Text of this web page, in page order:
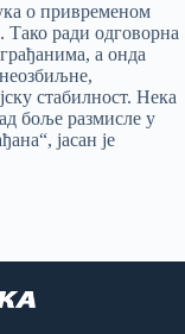
о привременом
Тако ради одговорна
а онда
стабилност. Нека
боље размисле у
јасан је